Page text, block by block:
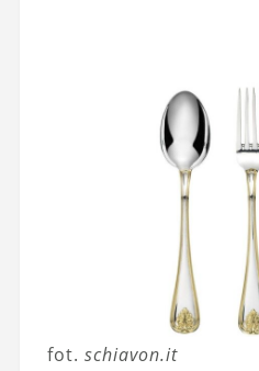
fot. schiavon.it